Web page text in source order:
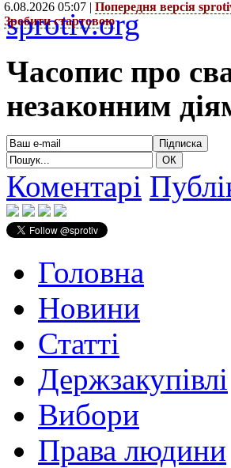
6.08.2026 05:07 | Попередня версія
Зробити стартовою
sprotiv.org
Часопис про
незаконним
Коментарі
Головна
Новини
Статті
Держзакупівлі
Вибори
Права людини